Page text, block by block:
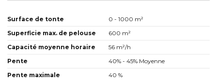
Surface de tonte
0 - 1000 m²
Superficie max. de pelouse
600 m²
Capacité moyenne horaire
56 m²/h
Pente
40% - 45% Moyenne
Pente maximale
40 %